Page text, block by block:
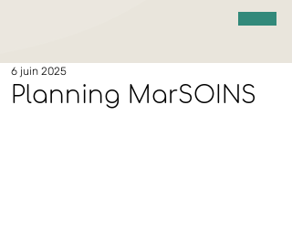
Planning MarSOINS
6 juin 2025